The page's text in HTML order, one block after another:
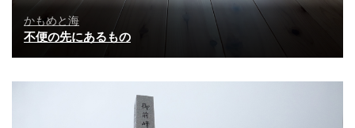
かもめと海
不便の先にあるもの